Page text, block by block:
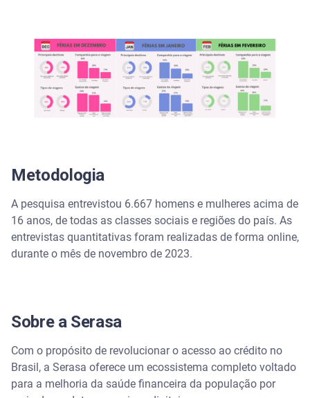
Metodologia
A pesquisa entrevistou 6.667 homens e mulheres acima de
16 anos, de todas as classes sociais e regiões do país. As
entrevistas quantitativas foram realizadas de forma online,
durante o mês de novembro de 2023.
Sobre a Serasa
Com o propósito de revolucionar o acesso ao crédito no
Brasil, a Serasa oferece um ecossistema completo voltado
para a melhoria da saúde financeira da população por